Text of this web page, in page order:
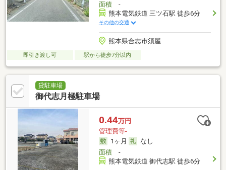
面積-
熊本電気鉄道 三ツ石駅 徒歩6分
その他の交通
熊本県合志市須屋
即引き渡し可 駅から徒歩7分以内
貸駐車場
御代志月極駐車場
0.44万円
管理費等-
1ヶ月
なし
面積-
熊本電気鉄道 御代志駅 徒歩6分